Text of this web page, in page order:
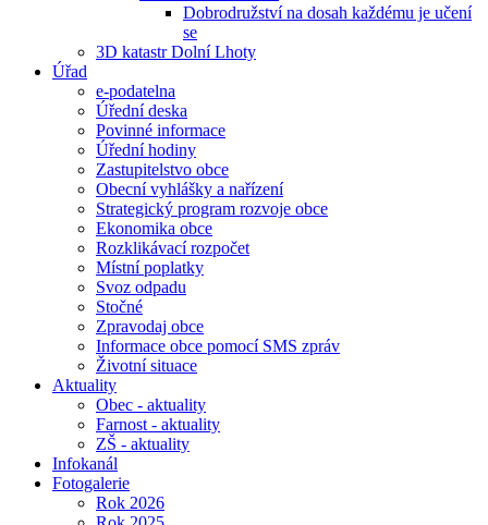
Dobrodružství na dosah každému je učení
se
3D katastr Dolní Lhoty
Úřad
e-podatelna
Úřední deska
Povinné informace
Úřední hodiny
Zastupitelstvo obce
Obecní vyhlášky a nařízení
Strategický program rozvoje obce
Ekonomika obce
Rozklikávací rozpočet
Místní poplatky
Svoz odpadu
Stočné
Zpravodaj obce
Informace obce pomocí SMS zpráv
Životní situace
Aktuality
Obec - aktuality
Farnost - aktuality
ZŠ - aktuality
Infokanál
Fotogalerie
Rok 2026